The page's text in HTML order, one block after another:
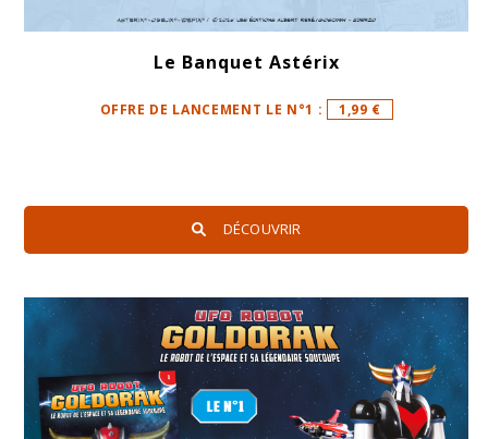
Le Banquet Astérix
OFFRE DE LANCEMENT LE N°1 : 1,99 €
DÉCOUVRIR